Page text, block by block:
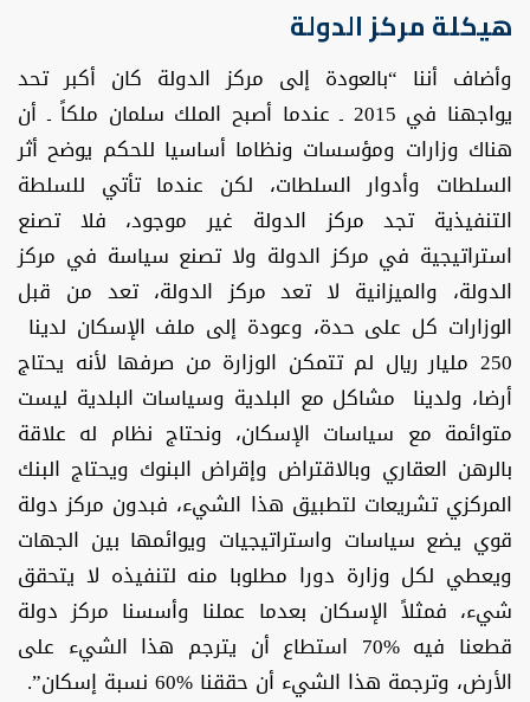
هيكلة مركز الدولة
وأضاف أننا “بالعودة إلى مركز الدولة كان أكبر تحد
يواجهنا في 2015 ـ عندما أصبح الملك سلمان ملكاً ـ أن
هناك وزارات ومؤسسات ونظاما أساسيا للحكم يوضح أثر
السلطات وأدوار السلطات، لكن عندما تأتي للسلطة
التنفيذية تجد مركز الدولة غير موجود، فلا تصنع
استراتيجية في مركز الدولة ولا تصنع سياسة في مركز
الدولة، والميزانية لا تعد مركز الدولة، تعد من قبل
الوزارات كل على حدة، وعودة إلى ملف الإسكان لدينا
250 مليار ريال لم تتمكن الوزارة من صرفها لأنه يحتاج
أرضا، ولدينا مشاكل مع البلدية وسياسات البلدية ليست
متوائمة مع سياسات الإسكان، ونحتاج نظام له علاقة
بالرهن العقاري وبالاقتراض وإقراض البنوك ويحتاج البنك
المركزي تشريعات لتطبيق هذا الشيء، فبدون مركز دولة
قوي يضع سياسات واستراتيجيات ويوائمها بين الجهات
ويعطي لكل وزارة دورا مطلوبا منه لتنفيذه لا يتحقق
شيء، فمثلاً الإسكان بعدما عملنا وأسسنا مركز دولة
قطعنا فيه %70 استطاع أن يترجم هذا الشيء على
الأرض، وترجمة هذا الشيء أن حققنا %60 نسبة إسكان”.